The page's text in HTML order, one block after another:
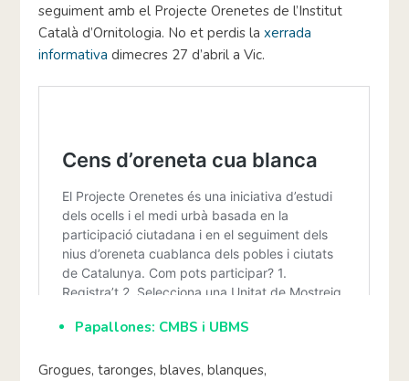
seguiment amb el Projecte Orenetes de l’Institut
Català d’Ornitologia. No et perdis la xerrada
informativa dimecres 27 d’abril a Vic.
Papallones: CMBS i UBMS
Grogues, taronges, blaves, blanques,